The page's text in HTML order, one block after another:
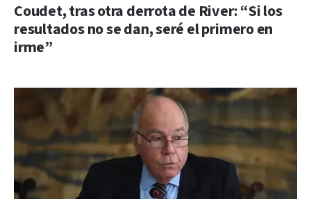
Coudet, tras otra derrota de River: “Si los
resultados no se dan, seré el primero en
irme”